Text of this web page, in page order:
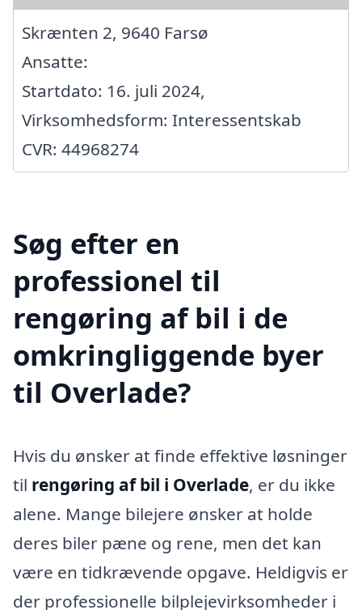
Skrænten 2, 9640 Farsø
Ansatte:
Startdato: 16. juli 2024,
Virksomhedsform: Interessentskab
CVR: 44968274
Søg efter en
professionel til
rengøring af bil i de
omkringliggende byer
til Overlade?
Hvis du ønsker at finde effektive løsninger
til rengøring af bil i Overlade, er du ikke
alene. Mange bilejere ønsker at holde
deres biler pæne og rene, men det kan
være en tidkrævende opgave. Heldigvis er
der professionelle bilplejevirksomheder i